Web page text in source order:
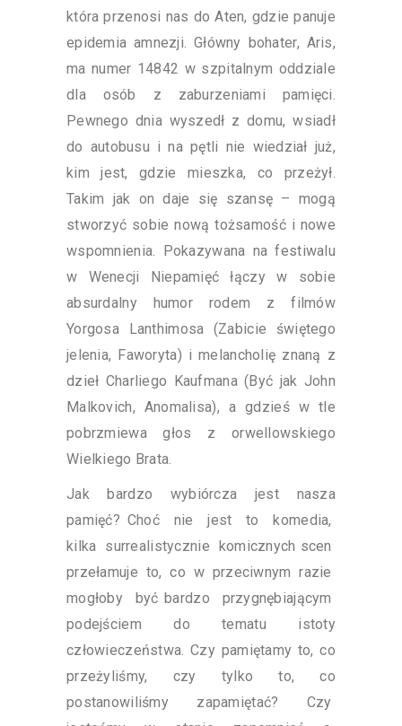
która przenosi nas do Aten, gdzie panuje
epidemia amnezji. Główny bohater, Aris,
ma numer 14842 w szpitalnym oddziale
dla osób z zaburzeniami pamięci.
Pewnego dnia wyszedł z domu, wsiadł
do autobusu i na pętli nie wiedział już,
kim jest, gdzie mieszka, co przeżył.
Takim jak on daje się szansę – mogą
stworzyć sobie nową tożsamość i nowe
wspomnienia. Pokazywana na festiwalu
w Wenecji Niepamięć łączy w sobie
absurdalny humor rodem z filmów
Yorgosa Lanthimosa (Zabicie świętego
jelenia, Faworyta) i melancholię znaną z
dzieł Charliego Kaufmana (Być jak John
Malkovich, Anomalisa), a gdzieś w tle
pobrzmiewa głos z orwellowskiego
Wielkiego Brata.
Jak bardzo wybiórcza jest nasza
pamięć? Choć nie jest to komedia,
kilka surrealistycznie komicznych scen
przełamuje to, co w przeciwnym razie
mogłoby być bardzo przygnębiającym
podejściem do tematu istoty
człowieczeństwa. Czy pamiętamy to, co
przeżyliśmy, czy tylko to, co
postanowiliśmy zapamiętać? Czy